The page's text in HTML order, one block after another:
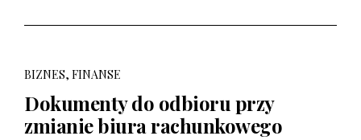
BIZNES, FINANSE
Dokumenty do odbioru przy
zmianie biura rachunkowego